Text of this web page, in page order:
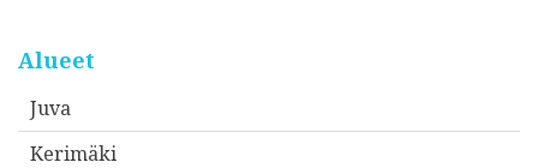
Alueet
Juva
Kerimäki